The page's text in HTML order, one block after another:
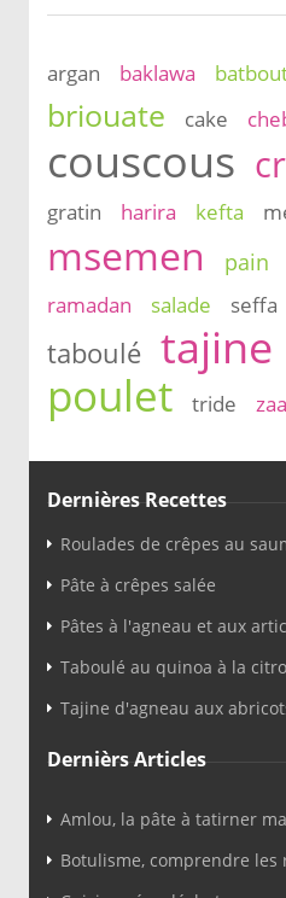
argan baklawa
briouate cake
couscous
gratin
harira kefta
msemen pain
ramadan salade seffa
taboulé tajine
poulet
tride
Dernières Recettes
Roulades de crêpes au
Pâte à crêpes salée
Pâtes à l'agneau et aux
Taboulé au quinoa à la
Tajine d'agneau aux
Dernièrs Articles
Amlou, la pâte à tatirner
Botulisme, comprendre